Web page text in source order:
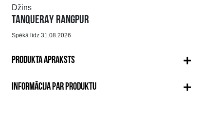
Džins
TANQUERAY RANGPUR
Spēkā līdz 31.08.2026
PRODUKTA APRAKSTS
INFORMĀCIJA PAR PRODUKTU